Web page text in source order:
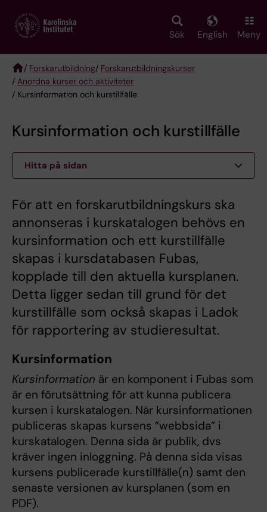
main
Sök English Meny
Breadcrumb
/ Forskarutbildning/ Forskarutbildningskurser
/ Anordna kurser och aktiviteter
/ Kursinformation och kurstillfälle
Kursinformation och kurstillfälle
Hitta på sidan
För att en forskarutbildningskurs ska
annonseras i kurskatalogen behövs en
kursinformation och ett kurstillfälle
skapas i kursdatabasen Fubas,
kopplade till den aktuella kursplanen.
Detta ligger sedan till grund för det
kurstillfälle som också skapas i Ladok
för rapportering av studieresultat.
Kursinformation
Kursinformation är en komponent i Fubas som
är en förutsättning för att kunna publicera
kursen i kurskatalogen. När kursinformationen
publiceras skapas kursens ”webbsida” i
kurskatalogen. Denna sida är publik, dvs
kräver ingen inloggning. På denna sida visas
kursens publicerade kurstillfälle(n) samt den
senaste versionen av kursplanen (som en
PDF).